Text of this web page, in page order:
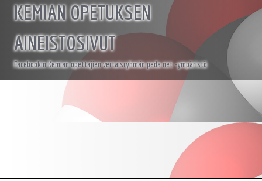
KEMIAN OPETUKSEN
AINEISTOSIVUT
Facebookin Kemian opettajien vertaisryhmän peda.net -ympäristö